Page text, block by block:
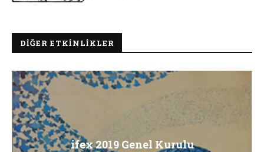
DIĞER ETKINLIKLER
ifex 2019 Genel Kurulu